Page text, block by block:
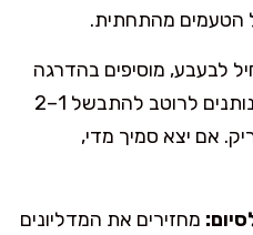
הטעמים מהתחתית.
לבעבע, מוסיפים בהדרגה
את ה-slurry תוך ערבוב. נותנים לרוטב להתבשל 1–2
אם יצא סמיך מדי,
מחזירים את המדליונים